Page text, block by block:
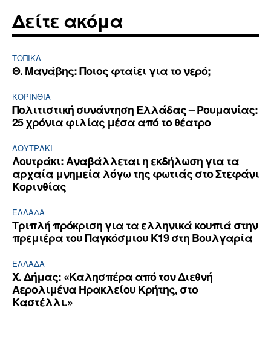
Δείτε ακόμα
ΤΟΠΙΚΑ
Θ. Μανάβης: Ποιος φταίει για το νερό;
ΚΟΡΙΝΘΊΑ
Πολιτιστική συνάντηση Ελλάδας – Ρουμανίας:
25 χρόνια φιλίας μέσα από το θέατρο
ΛΟΥΤΡΆΚΙ
Λουτράκι: Αναβάλλεται η εκδήλωση για τα
αρχαία μνημεία λόγω της φωτιάς στο Στεφάνι
Κορινθίας
ΕΛΛΆΔΑ
Τριπλή πρόκριση για τα ελληνικά κουπιά στην
πρεμιέρα του Παγκόσμιου Κ19 στη Βουλγαρία
ΕΛΛΆΔΑ
Χ. Δήμας: «Καλησπέρα από τον Διεθνή
Αερολιμένα Ηρακλείου Κρήτης, στο
Καστέλλι.»